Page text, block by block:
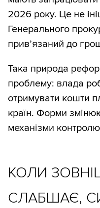
2026 року. Це не
Генерального
прив’язаний до
Така природа
проблему: влада
отримувати кошти
країн. Форми
механізми
КОЛИ
СЛАБШАЄ,